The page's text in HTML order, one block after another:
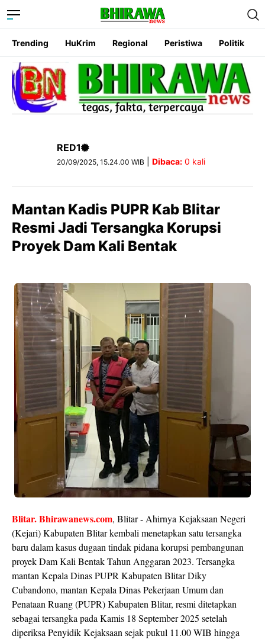
Trending HuKrim Regional Peristiwa Politik
RED1
20/09/2025, 15.24.00 WIB Dibaca: 0 kali
Mantan Kadis PUPR Kab Blitar
Resmi Jadi Tersangka Korupsi
Proyek Dam Kali Bentak
Blitar. Bhirawanews.com, Blitar - Ahirnya Kejaksaan Negeri
(Kejari) Kabupaten Blitar kembali menetapkan satu tersangka
baru dalam kasus dugaan tindak pidana korupsi pembangunan
proyek Dam Kali Bentak Tahun Anggaran 2023. Tersangka
mantan Kepala Dinas PUPR Kabupaten Blitar Diky
Cubandono, mantan Kepala Dinas Pekerjaan Umum dan
Penataan Ruang (PUPR) Kabupaten Blitar, resmi ditetapkan
sebagai tersangka pada Kamis 18 September 2025 setelah
diperiksa Penyidik Kejaksaan sejak pukul 11.00 WIB hingga